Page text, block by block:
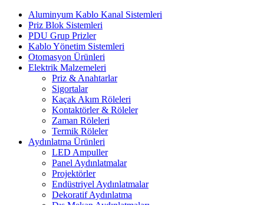
Aluminyum Kablo Kanal Sistemleri
Priz Blok Sistemleri
PDU Grup Prizler
Kablo Yönetim Sistemleri
Otomasyon Ürünleri
Elektrik Malzemeleri
Priz & Anahtarlar
Sigortalar
Kaçak Akım Röleleri
Kontaktörler & Röleler
Zaman Röleleri
Termik Röleler
Aydınlatma Ürünleri
LED Ampuller
Panel Aydınlatmalar
Projektörler
Endüstriyel Aydınlatmalar
Dekoratif Aydınlatma